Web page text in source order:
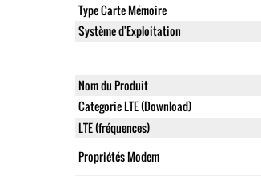
Type Carte Mémoire
Système d'Exploitation
Nom du Produit
Categorie LTE (Download)
LTE (fréquences)
Propriétés Modem